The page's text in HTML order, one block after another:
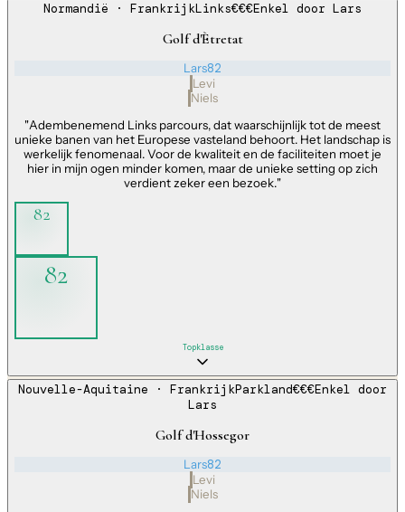
Normandië · FrankrijkLinks€€€Enkel door Lars
Golf d'Ètretat
Lars82
Levi
Niels
"Adembenemend Links parcours, dat waarschijnlijk tot de meest
unieke banen van het Europese vasteland behoort. Het landschap is
werkelijk fenomenaal. Voor de kwaliteit en de faciliteiten moet je
hier in mijn ogen minder komen, maar de unieke setting op zich
verdient zeker een bezoek."
82
82
Topklasse
Nouvelle-Aquitaine · FrankrijkParkland€€€Enkel door
Lars
Golf d'Hossegor
Lars82
Levi
Niels